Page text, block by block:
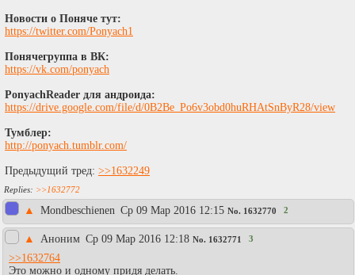
Новости о Поняче тут:
https://twitter.com/Ponyach1
Понячегруппа в ВК:
https://vk.com/ponyach
PonyachReader для андроида:
https://drive.google.com/file/d/0B2Be_Po6v3obd0huRHAtSnByR28/view
Тумблер:
http://ponyach.tumblr.com/
Предыдущий тред: >>1632249
>>1632772
▲ Mondbeschienen Ср 09 Мар 2016 12:15 No. 1632770 2
▲ Аноним Ср 09 Мар 2016 12:18 No. 1632771 3
>>1632764
Это можно и одному придя делать.